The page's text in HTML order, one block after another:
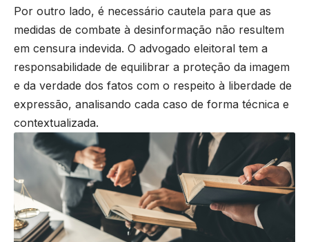
Por outro lado, é necessário cautela para que as
medidas de combate à desinformação não resultem
em censura indevida. O advogado eleitoral tem a
responsabilidade de equilibrar a proteção da imagem
e da verdade dos fatos com o respeito à liberdade de
expressão, analisando cada caso de forma técnica e
contextualizada.